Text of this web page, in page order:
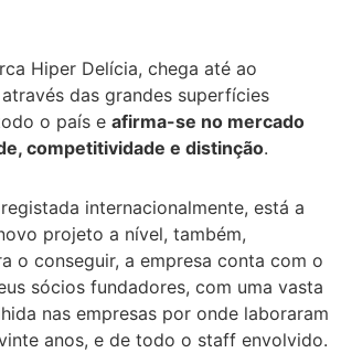
Hiper Delícia, chega até ao
das grandes superfícies
o país e afirma-se no mercado
competitividade e distinção.
internacionalmente, está a
projeto a nível, também,
o conseguir, a empresa conta com o
sócios fundadores, com uma vasta
nas empresas por onde laboraram
anos, e de todo o staff envolvido.